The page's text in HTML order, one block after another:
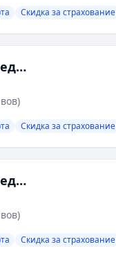
Скидка за страхование
Московский Кредитный Банк
)
Скидка за страхование
Московский Кредитный Банк
)
Скидка за страхование